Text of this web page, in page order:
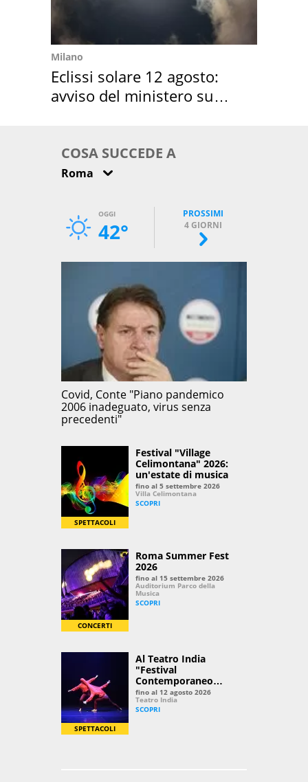
Milano
Eclissi solare 12 agosto:
avviso del ministero su